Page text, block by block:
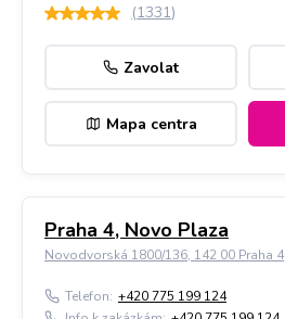
(1331)
Zavolat
Mapa centra
Praha 4, Novo Plaza
Novodvorská 1800/136, 142 00 Praha 4
Telefon: +420 775 199 124